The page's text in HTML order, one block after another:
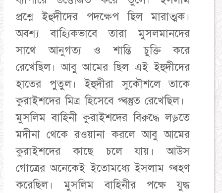
প্রশ্নে ইহুদীদের পদক্ষেপ ছিল মারাত্মক।
অবশ্য বাহ্যিকভাবে তারা মুসলমানদের
সাথে আনুগত্য ও শান্তি চুক্তি করে
রেখেছিল। আবু আমের ছিল এই ইহুদীদের
হাতের পুতুল। ইহুদীরা সুকৌশলে তাকে
কুরাইশদের মিত্র হিসেবে প্ৰস্তুত রেখেছিল।
মুসলিম বাহিনী কুরাইশদের বিরুদ্ধে লড়তে
মদীনা থেকে রওয়ানা করলে আবু আমের
কুরাইশদের কাছে চলে যায়। আউস
গোত্রের অনেকেই ইতোমধ্যে ইসলাম গ্ৰহণ
করেছিল। মুসলিম বাহিনীর পক্ষে যুদ্ধ